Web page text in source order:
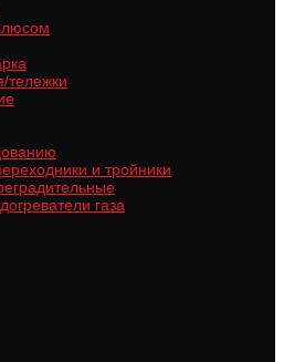
тележки
и тройники
газа